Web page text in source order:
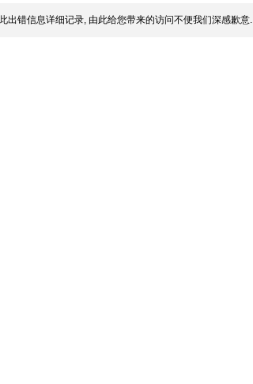
出错信息详细记录, 由此给您带来的访问不便我们深感歉意.